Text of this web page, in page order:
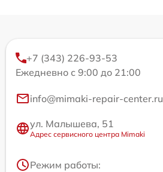
+7 (343) 226-93-53
Ежедневно с 9:00 до 21:00
info@mimaki-repair-center.ru
ул. Малышева, 51
Адрес сервисного центра Mimaki
Режим работы: